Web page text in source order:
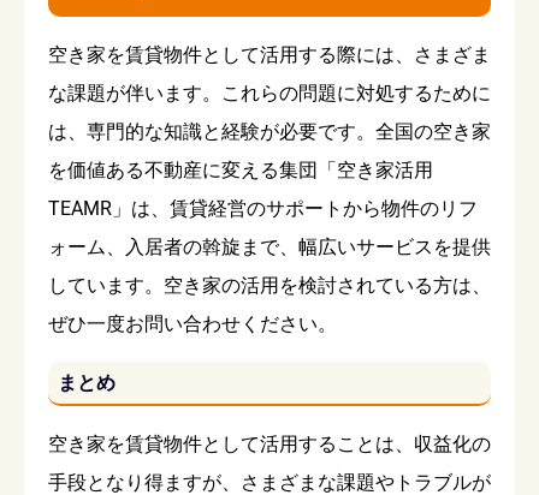
空き家を賃貸物件として活用する際には、さまざま
な課題が伴います。これらの問題に対処するために
は、専門的な知識と経験が必要です。全国の空き家
を価値ある不動産に変える集団「空き家活用
TEAMR」は、賃貸経営のサポートから物件のリフ
ォーム、入居者の斡旋まで、幅広いサービスを提供
しています。空き家の活用を検討されている方は、
ぜひ一度お問い合わせください。
まとめ
空き家を賃貸物件として活用することは、収益化の
手段となり得ますが、さまざまな課題やトラブルが